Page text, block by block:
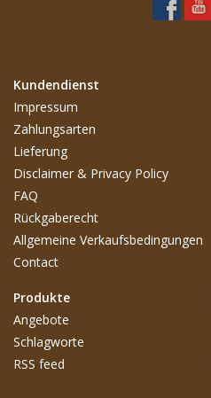
Kundendienst
Impressum
Zahlungsarten
Lieferung
Disclaimer & Privacy Policy
FAQ
Rückgaberecht
Allgemeine Verkaufsbedingungen
Contact
Produkte
Angebote
Schlagworte
RSS feed